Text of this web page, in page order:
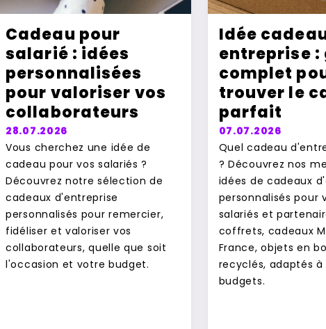
Cadeau pour
salarié : idées
personnalisées
pour valoriser vos
collaborateurs
28.07.2026
Vous cherchez une idée de
cadeau pour vos salariés ?
Découvrez notre sélection de
cadeaux d'entreprise
personnalisés pour remercier,
fidéliser et valoriser vos
collaborateurs, quelle que soit
l'occasion et votre budget.
Idée
entreprise :
complet
trouver le
parfait
07.07.2026
Quel cadeau
? Découvrez nos
idées de cadeaux
personnalisés pour
salariés et
coffrets, cadeaux
France, objets en
recyclés, adaptés à
budgets.